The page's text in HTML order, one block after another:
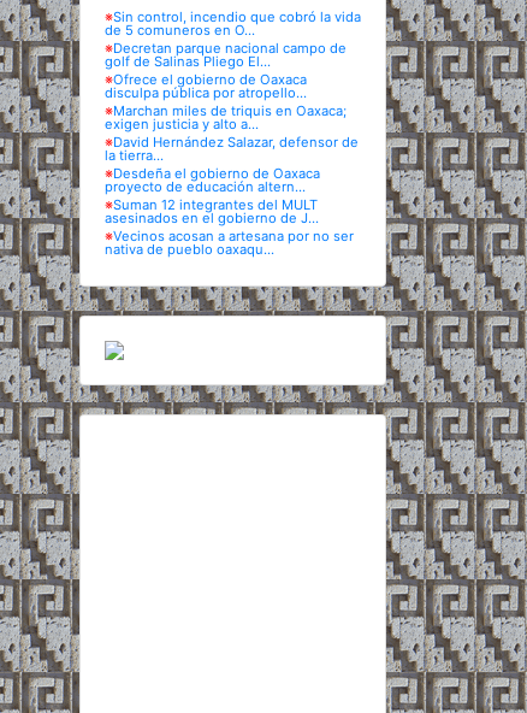
※Sin control, incendio que cobró la vida
de 5 comuneros en O...
※Decretan parque nacional campo de
golf de Salinas Pliego El...
※Ofrece el gobierno de Oaxaca
disculpa pública por atropello...
※Marchan miles de triquis en Oaxaca;
exigen justicia y alto a...
※David Hernández Salazar, defensor de
la tierra...
※Desdeña el gobierno de Oaxaca
proyecto de educación altern...
※Suman 12 integrantes del MULT
asesinados en el gobierno de J...
※Vecinos acosan a artesana por no ser
nativa de pueblo oaxaqu...